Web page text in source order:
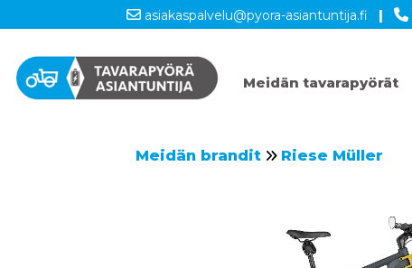
asiakaspalvelu@pyora-asiantuntija.fi |
Meidän tavarapyörät
Meidän brandit Riese Müller